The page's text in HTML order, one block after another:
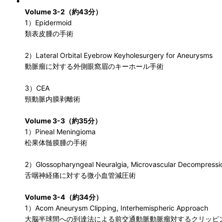
Volume 3-2（約43分）
1）Epidermoid
類表皮腫の手術
2）Lateral Orbital Eyebrow Keyholesurgery for Aneurysms
動脈瘤に対する外側眼窩眉のキーホール手術
3）CEA
頸動脈内膜剥離術
Volume 3-3（約35分）
1）Pineal Meningioma
松果体髄膜腫の手術
2）Glossopharyngeal Neuralgia, Microvascular
舌咽神経痛に対する微小血管減圧術
Volume 3-4（約34分）
1）Acom Aneurysm Clipping, Interhemispheric Approach
大脳半球間への到達法による前交通動脈動脈瘤対するクリッピ